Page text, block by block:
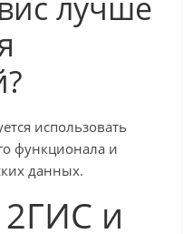
использовать
функционала и
данных.
и